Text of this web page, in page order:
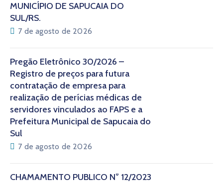
MUNICÍPIO DE SAPUCAIA DO
SUL/RS.
7 de agosto de 2026
Pregão Eletrônico 30/2026 –
Registro de preços para futura
contratação de empresa para
realização de perícias médicas de
servidores vinculados ao FAPS e a
Prefeitura Municipal de Sapucaia do
Sul
7 de agosto de 2026
CHAMAMENTO PÚBLICO N° 12/2023